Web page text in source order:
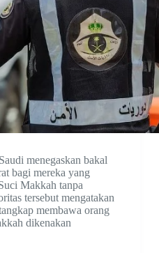
menegaskan bakal
bagi mereka yang
Makkah tanpa
tersebut mengatakan
membawa orang
dikenakan